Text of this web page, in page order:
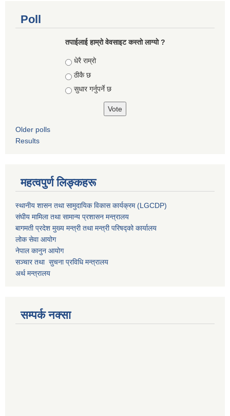
Poll
तपाईलाई हाम्रो वेवसाइट कस्ताे लाग्याे ?
Choices
धेरै राम्रो
ठीकै छ
सुधार गर्नुपर्ने छ
Older polls
Results
महत्वपुर्ण लिङ्कहरू
स्थानीय शासन तथा सामुदायिक विकास कार्यक्रम (LGCDP)
संघीय मामिला तथा सामान्य प्रशासन मन्त्रालय
बागमती प्रदेश मुख्य मन्त्री तथा मन्त्री परिषद्को कार्यालय
लोक सेवा आयोग
नेपाल कानुन आयोग
सञ्चार तथा सुचना प्रविधि मन्त्रालय
अर्थ मन्त्रालय
सम्पर्क नक्सा